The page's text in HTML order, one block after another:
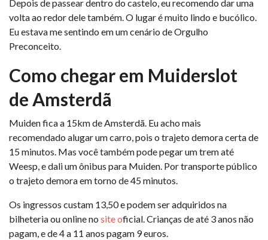
Depois de passear dentro do castelo, eu recomendo dar uma
volta ao redor dele também. O lugar é muito lindo e bucólico.
Eu estava me sentindo em um cenário de Orgulho
Preconceito.
Como chegar em Muiderslot
de Amsterdã
Muiden fica a 15km de Amsterdã. Eu acho mais
recomendado alugar um carro, pois o trajeto demora certa de
15 minutos. Mas você também pode pegar um trem até
Weesp, e dali um ônibus para Muiden. Por transporte público
o trajeto demora em torno de 45 minutos.
Os ingressos custam 13,50 e podem ser adquiridos na
bilheteria ou online no site oficial. Crianças de até 3 anos não
pagam, e de 4 a 11 anos pagam 9 euros.